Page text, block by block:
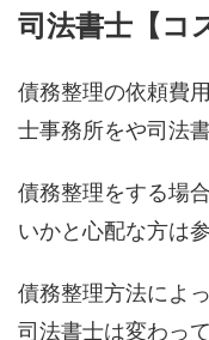
司法書士【コ
債務整理の依頼費
士事務所をや司法
債務整理をする場
いかと心配な方は
債務整理方法によ
司法書士は変わっ